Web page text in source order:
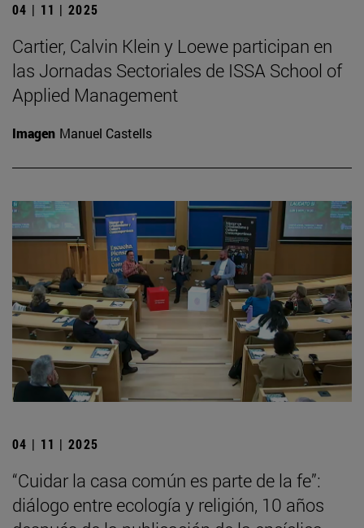
04 | 11 | 2025
Cartier, Calvin Klein y Loewe participan en
las Jornadas Sectoriales de ISSA School of
Applied Management
Imagen Manuel Castells
04 | 11 | 2025
“Cuidar la casa común es parte de la fe”:
diálogo entre ecología y religión, 10 años